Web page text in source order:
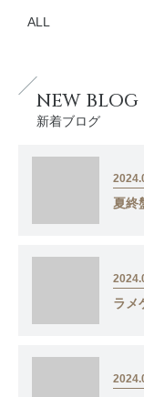
ALL
NEW BLOG
新着ブログ
夏終
ラメ